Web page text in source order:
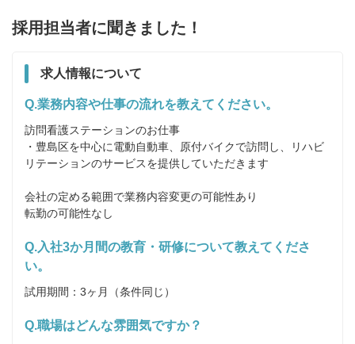
採用担当者に聞きました！
求人情報について
Q.業務内容や仕事の流れを教えてください。
訪問看護ステーションのお仕事
・豊島区を中心に電動自動車、原付バイクで訪問し、リハビ
リテーションのサービスを提供していただきます
会社の定める範囲で業務内容変更の可能性あり
転勤の可能性なし
Q.入社3か月間の教育・研修について教えてくださ
い。
試用期間：3ヶ月（条件同じ）
Q.職場はどんな雰囲気ですか？